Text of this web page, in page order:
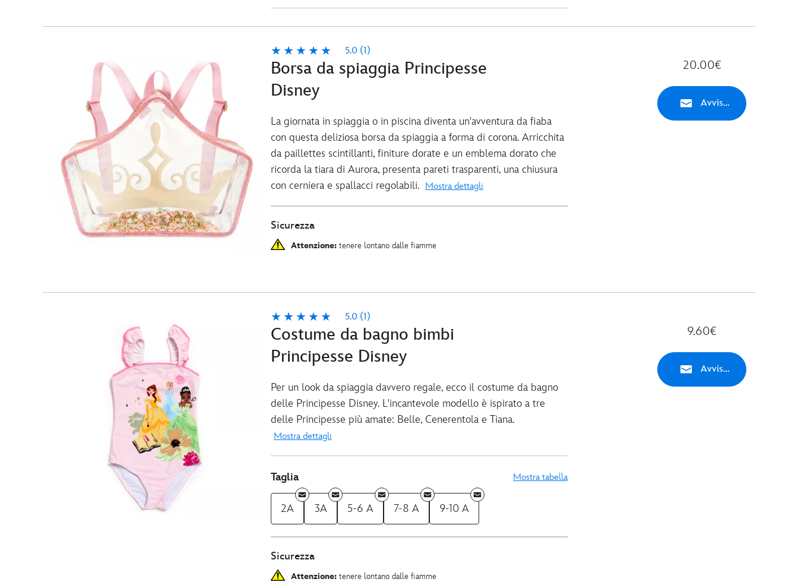
5.0 (1)
Borsa da spiaggia Principesse
Disney
La giornata in spiaggia o in piscina diventa un'avventura da fiaba
con questa deliziosa borsa da spiaggia a forma di corona. Arricchita
da paillettes scintillanti, finiture dorate e un emblema dorato che
ricorda la tiara di Aurora, presenta pareti trasparenti, una chiusura
con cerniera e spallacci regolabili. Mostra dettagli
Sicurezza
Attenzione: tenere lontano dalle fiamme
20.00€
Avvisami
5.0 (1)
Costume da bagno bimbi
Principesse Disney
Per un look da spiaggia davvero regale, ecco il costume da bagno
delle Principesse Disney. L'incantevole modello è ispirato a tre
delle Principesse più amate: Belle, Cenerentola e Tiana.
Mostra dettagli
Taglia Mostra tabella
2A 3A 5-6 A 7-8 A 9-10 A
Sicurezza
Attenzione: tenere lontano dalle fiamme
9.60€
Avvisami